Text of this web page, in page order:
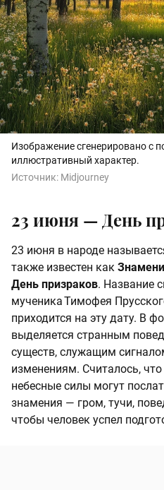
Изображение сгенерировано с
иллюстративный характер.
Источник: Midjourney
23 июня — День
23 июня в народе
также известен как
День призраков. Название
мученика Тимофея
приходится на эту дату. В
выделяется странным
существ, служащим
изменениям. Считалось,
небесные силы могут
знамения — гром, тучи,
чтобы человек успел